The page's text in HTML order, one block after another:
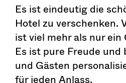
Es ist eindeutig die
Hotel zu verschenken.
ist viel mehr als nur
Es ist pure Freude
und Gästen
für jeden Anlass.